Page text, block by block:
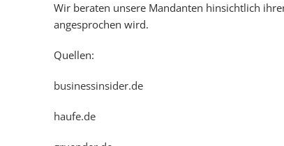
Wir beraten unsere Mandanten hinsichtlich
angesprochen wird.
Quellen:
businessinsider.de
haufe.de